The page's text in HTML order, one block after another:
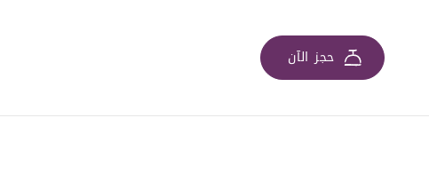
حجز الآن